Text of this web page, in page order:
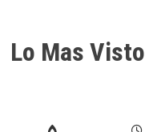
Lo Mas Visto